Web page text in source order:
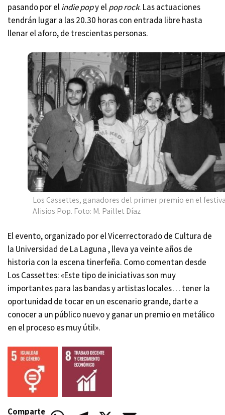
pasando por elindie popy elpop rock. Las actuaciones
tendrán lugar a las 20.30 horas con entrada libre hasta
llenar el aforo, de trescientas personas.
Los Cassettes, ganadores del primer premio en el
Alisios Pop. Foto: M. Paillet Díaz
El evento, organizado por el Vicerrectorado de Cultura de
la Universidad de La Laguna , lleva ya veinte años de
historia con la escena tinerfeña. Como comentan desde
Los Cassettes: «Este tipo de iniciativas son muy
importantes para las bandas y artistas locales… tener la
oportunidad de tocar en un escenario grande, darte a
conocer a un público nuevo y ganar un premio en metálico
en el proceso es muy útil».
Comparte